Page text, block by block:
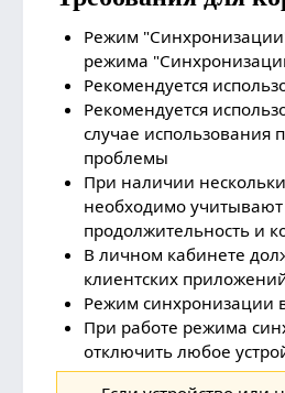
Режим "Синхронизации"
режима
Рекомендуется
Рекомендуется
случае использования
проблемы
При наличии
необходимо учитывают
продолжительность и
В личном кабинете
клиентских
Режим синхронизации
При работе режима
отключить любое